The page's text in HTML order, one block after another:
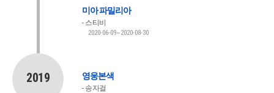
미아 파밀리아
스티비
2020-06-09~2020-08-30
2019 영웅본색
송자걸